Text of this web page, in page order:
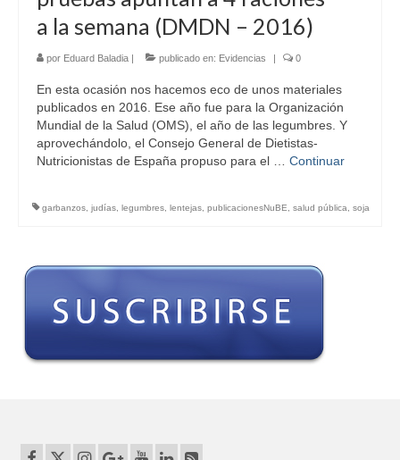
a la semana (DMDN – 2016)
por Eduard Baladia | publicado en: Evidencias | 0
En esta ocasión nos hacemos eco de unos materiales
publicados en 2016. Ese año fue para la Organización
Mundial de la Salud (OMS), el año de las legumbres. Y
aprovechándolo, el Consejo General de Dietistas-
Nutricionistas de España propuso para el … Continuar
garbanzos judías legumbres lentejas publicacionesNuBE salud pública soja